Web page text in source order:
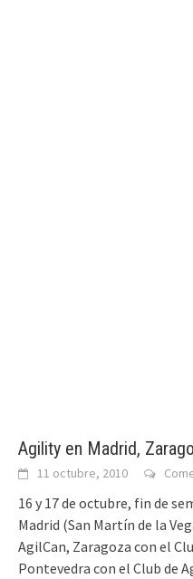
Agility en Madrid,
11 octubre, 2010
16 y 17 de octubre, fin de
Madrid (San Martín de la
AgilCan, Zaragoza con el
Pontevedra con el Club de